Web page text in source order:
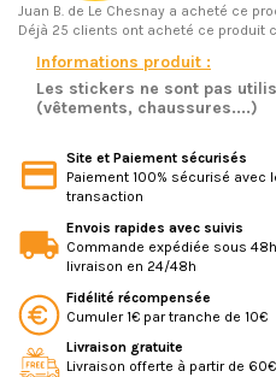
Juan B. de Le Chesnay a acheté ce
Déjà 25 clients ont acheté ce produit
Informations produit :
Les stickers ne sont pas
(vêtements, chaussures....)
Site et Paiement sécurisés
Paiement 100% sécurisé avec
transaction
Envois rapides avec suivis
Commande expédiée sous
livraison en 24/48h
Fidélité récompensée
Cumuler 1€ par tranche de 10€
Livraison gratuite
Livraison offerte à partir de